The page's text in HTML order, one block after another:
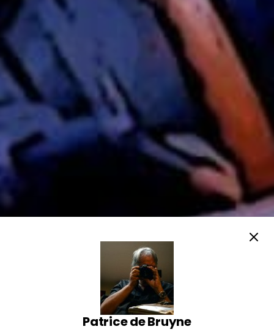
Patrice de Bruyne